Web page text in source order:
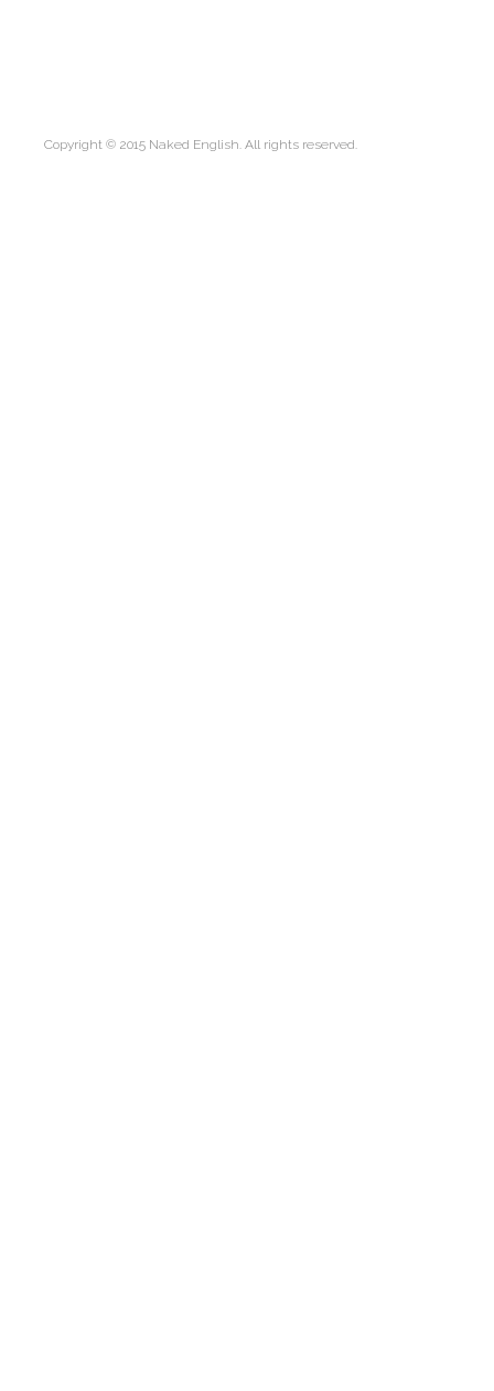
Copyright © 2015 Naked English. All rights reserved.